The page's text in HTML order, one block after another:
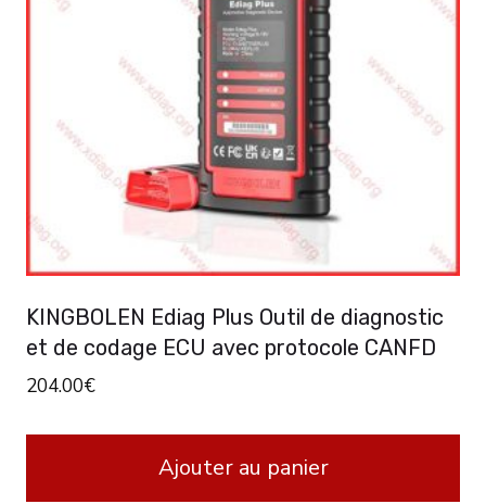
KINGBOLEN Ediag Plus Outil de diagnostic
et de codage ECU avec protocole CANFD
204.00€
Ajouter au panier